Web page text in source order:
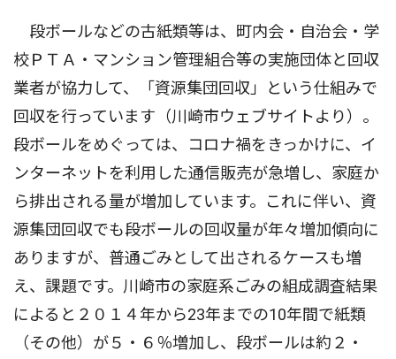
段ボールなどの古紙類等は、町内会・自治会・学
校ＰＴＡ・マンション管理組合等の実施団体と回収
業者が協力して、「資源集団回収」という仕組みで
回収を行っています（川崎市ウェブサイトより）。
段ボールをめぐっては、コロナ禍をきっかけに、イ
ンターネットを利用した通信販売が急増し、家庭か
ら排出される量が増加しています。これに伴い、資
源集団回収でも段ボールの回収量が年々増加傾向に
ありますが、普通ごみとして出されるケースも増
え、課題です。川崎市の家庭系ごみの組成調査結果
によると２０１４年から23年までの10年間で紙類
（その他）が５・６％増加し、段ボールは約２・